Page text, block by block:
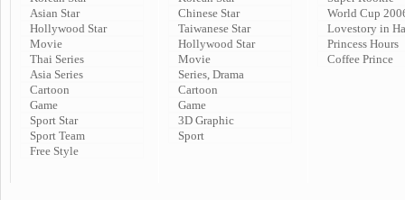
Asian Star
Hollywood Star
Movie
Thai Series
Asia Series
Cartoon
Game
Sport Star
Sport Team
Free Style
Chinese Star
Taiwanese Star
Hollywood Star
Movie
Series, Drama
Cartoon
Game
3D Graphic
Sport
World Cup
Lovestory in
Princess Hours
Coffee Prince